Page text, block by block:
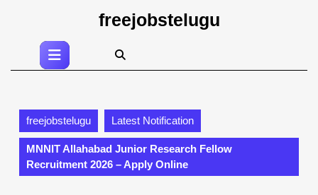
to
freejobstelugu
Open
Button
freejobstelugu Latest Notification
MNNIT Allahabad Junior Research Fellow
Recruitment 2026 – Apply Online